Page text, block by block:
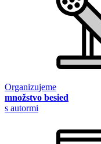
Organizujeme
množstvo besied
s autormi